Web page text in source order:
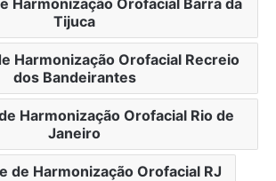
Tijuca
Harmonização Orofacial Recreio
dos Bandeirantes
Harmonização Orofacial Rio de
Janeiro
de Harmonização Orofacial RJ